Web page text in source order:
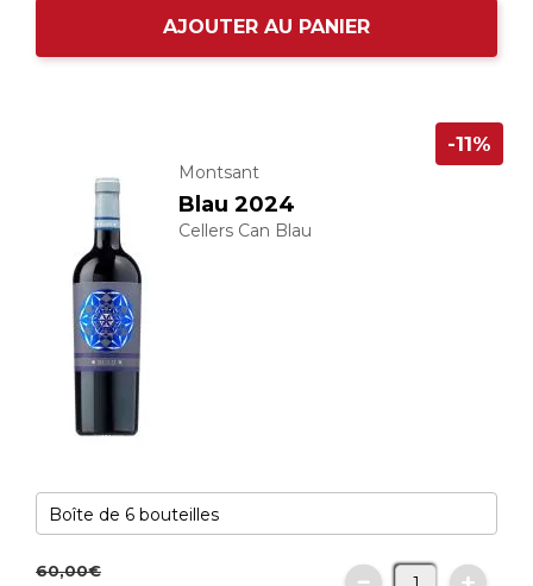
AJOUTER AU PANIER
Montsant
Blau 2024
Cellers Can Blau
-11%
60,00€